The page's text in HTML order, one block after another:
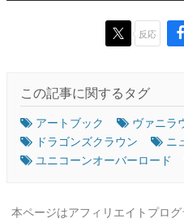
反応
この記事に関するタグ
アートブック
ヴァニラ
ドラゴンズクラウン
ニ
ユニコーンオーバーロード
本ページはアフィリエイトプロ